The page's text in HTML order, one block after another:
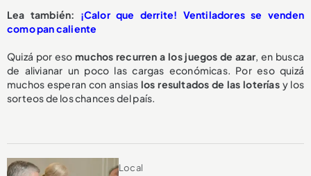
Lea también: ¡Calor que derrite! Ventiladores se venden
como pan caliente
Quizá por esomuchos recurren a los juegos de azar, en busca
de alivianar un poco las cargas económicas. Por eso quizá
muchos esperan con ansiaslos resultados de las loteríasy los
sorteos de los chances del país.
Local